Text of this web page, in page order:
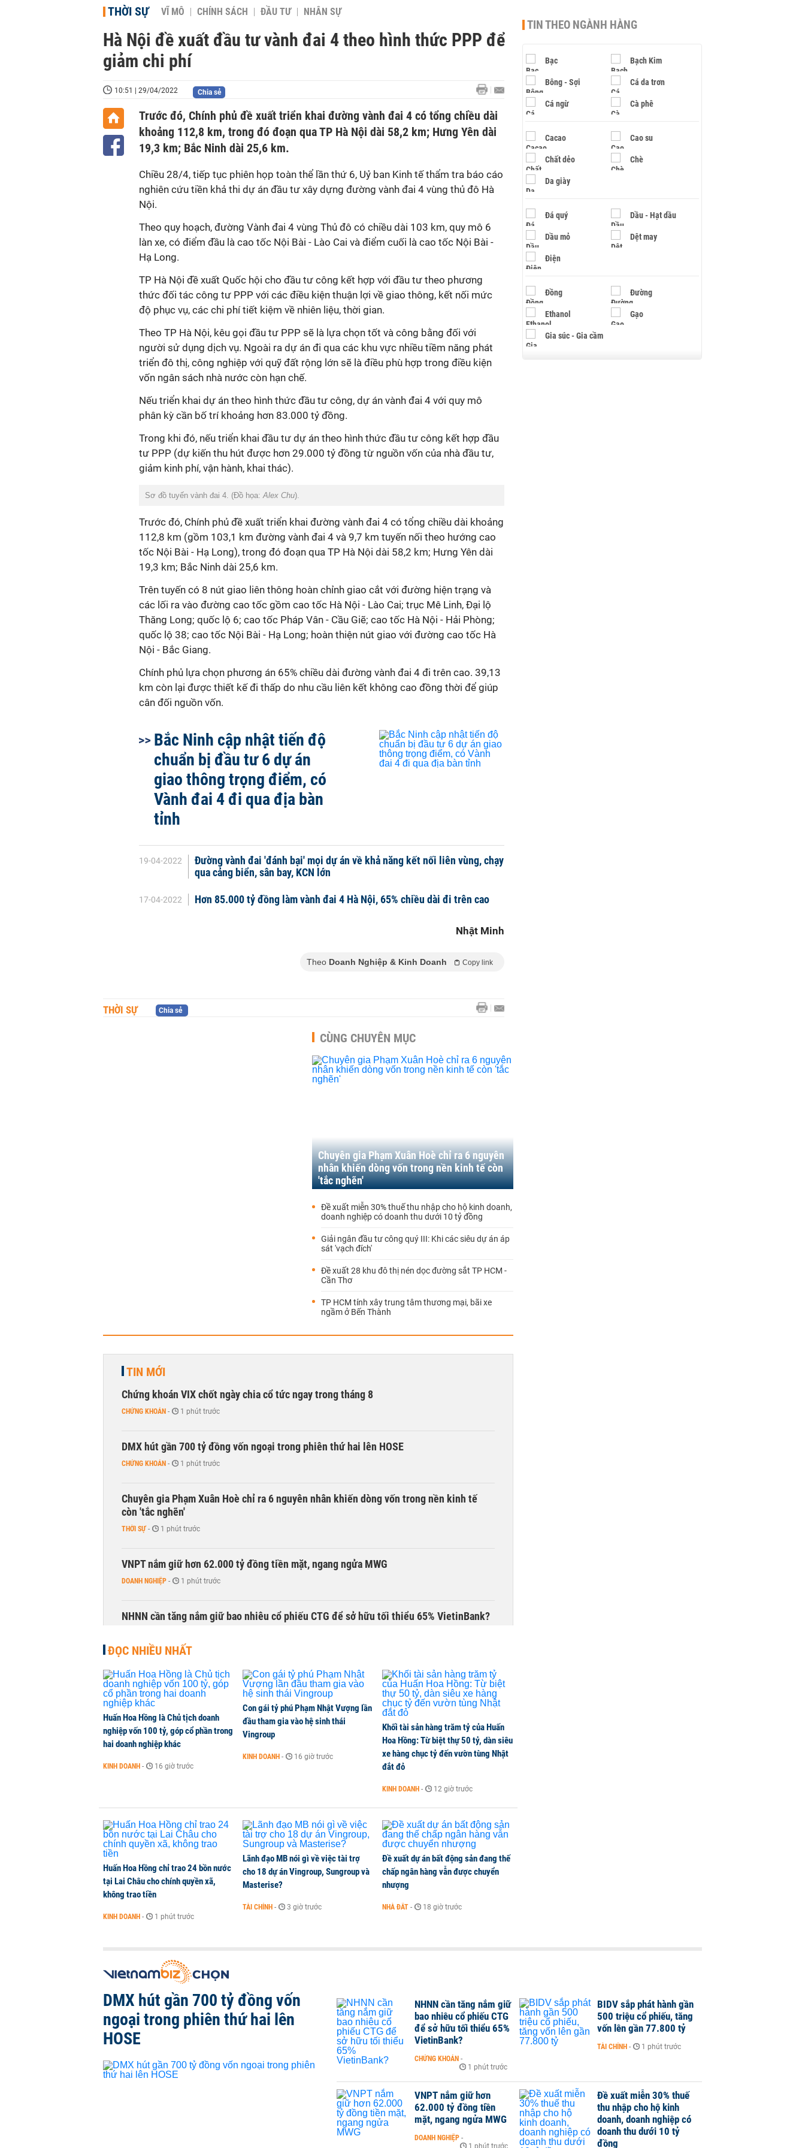
THỜI SỰ VĨ MÔ CHÍNH SÁCH ĐẦU TƯ NHÂN SỰ
Hà Nội đề xuất đầu tư vành đai 4 theo hình thức PPP để
giảm chi phí
10:51 | 29/04/2022 Chia sẻ
Trước đó, Chính phủ đề xuất triển khai đường vành đai 4 có tổng chiều dài
khoảng 112,8 km, trong đó đoạn qua TP Hà Nội dài 58,2 km; Hưng Yên dài
19,3 km; Bắc Ninh dài 25,6 km.
Chiều 28/4, tiếp tục phiên họp toàn thể lần thứ 6, Uỷ ban Kinh tế thẩm tra báo cáo
nghiên cứu tiền khả thi dự án đầu tư xây dựng đường vành đai 4 vùng thủ đô Hà
Nội.
Theo quy hoạch, đường Vành đai 4 vùng Thủ đô có chiều dài 103 km, quy mô 6
làn xe, có điểm đầu là cao tốc Nội Bài - Lào Cai và điểm cuối là cao tốc Nội Bài -
Hạ Long.
TP Hà Nội đề xuất Quốc hội cho đầu tư công kết hợp với đầu tư theo phương
thức đối tác công tư PPP với các điều kiện thuận lợi về giao thông, kết nối mức
độ phục vụ, các chi phí tiết kiệm về nhiên liệu, thời gian.
Theo TP Hà Nội, kêu gọi đầu tư PPP sẽ là lựa chọn tốt và công bằng đối với
người sử dụng dịch vụ. Ngoài ra dự án đi qua các khu vực nhiều tiềm năng phát
triển đô thị, công nghiệp với quỹ đất rộng lớn sẽ là điều phù hợp trong điều kiện
vốn ngân sách nhà nước còn hạn chế.
Nếu triển khai dự án theo hình thức đầu tư công, dự án vành đai 4 với quy mô
phân kỳ cần bố trí khoảng hơn 83.000 tỷ đồng.
Trong khi đó, nếu triển khai đầu tư dự án theo hình thức đầu tư công kết hợp đầu
tư PPP (dự kiến thu hút được hơn 29.000 tỷ đồng từ nguồn vốn của nhà đầu tư,
giảm kinh phí, vận hành, khai thác).
Sơ đồ tuyến vành đai 4. (Đồ họa:Alex Chu).
Trước đó, Chính phủ đề xuất triển khai đường vành đai 4 có tổng chiều dài khoảng
112,8 km (gồm 103,1 km đường vành đai 4 và 9,7 km tuyến nối theo hướng cao
tốc Nội Bài - Hạ Long), trong đó đoạn qua TP Hà Nội dài 58,2 km; Hưng Yên dài
19,3 km; Bắc Ninh dài 25,6 km.
Trên tuyến có 8 nút giao liên thông hoàn chỉnh giao cắt với đường hiện trạng và
các lối ra vào đường cao tốc gồm cao tốc Hà Nội - Lào Cai; trục Mê Linh, Đại lộ
Thăng Long; quốc lộ 6; cao tốc Pháp Vân - Cầu Giẽ; cao tốc Hà Nội - Hải Phòng;
quốc lộ 38; cao tốc Nội Bài - Hạ Long; hoàn thiện nút giao với đường cao tốc Hà
Nội - Bắc Giang.
Chính phủ lựa chọn phương án 65% chiều dài đường vành đai 4 đi trên cao. 39,13
km còn lại được thiết kế đi thấp do nhu cầu liên kết không cao đồng thời để giúp
cân đối nguồn vốn.
Bắc Ninh cập nhật tiến độ
chuẩn bị đầu tư 6 dự án
giao thông trọng điểm, có
Vành đai 4 đi qua địa bàn
tỉnh
19-04-2022
Đường vành đai 'đánh bại' mọi dự án về khả năng kết nối liên vùng, chạy
qua cảng biển, sân bay, KCN lớn
17-04-2022 Hơn 85.000 tỷ đồng làm vành đai 4 Hà Nội, 65% chiều dài đi trên cao
Nhật Minh
Theo Doanh Nghiệp & Kinh Doanh Copy link
THỜI SỰ Chia sẻ
CÙNG CHUYÊN MỤC
Chuyên gia Phạm Xuân Hoè chỉ ra 6 nguyên
nhân khiến dòng vốn trong nền kinh tế còn
'tắc nghẽn'
Đề xuất miễn 30% thuế thu nhập cho hộ kinh doanh,
doanh nghiệp có doanh thu dưới 10 tỷ đồng
Giải ngân đầu tư công quý III: Khi các siêu dự án áp
sát 'vạch đích'
Đề xuất 28 khu đô thị nén dọc đường sắt TP HCM -
Cần Thơ
TP HCM tính xây trung tâm thương mại, bãi xe
ngầm ở Bến Thành
TIN MỚI
Chứng khoán VIX chốt ngày chia cổ tức ngay trong tháng 8
CHỨNG KHOÁN - 1 phút trước
DMX hút gần 700 tỷ đồng vốn ngoại trong phiên thứ hai lên HOSE
CHỨNG KHOÁN - 1 phút trước
Chuyên gia Phạm Xuân Hoè chỉ ra 6 nguyên nhân khiến dòng vốn trong nền kinh tế
còn 'tắc nghẽn'
THỜI SỰ - 1 phút trước
VNPT nắm giữ hơn 62.000 tỷ đồng tiền mặt, ngang ngửa MWG
DOANH NGHIỆP - 1 phút trước
NHNN cần tăng nắm giữ bao nhiêu cổ phiếu CTG để sở hữu tối thiểu 65% VietinBank?
Xuất khẩu linh kiện ô tô của Toyota Việt Nam vượt mốc 1 tỷ USD
KINH DOANH - 1 phút trước
BIDV sắp phát hành gần 500 triệu cổ phiếu, tăng vốn lên gần 77.800 tỷ
TÀI CHÍNH 1 phút trước
Sunshine Homes dự chi hơn 2.200 tỷ nhận chuyển nhượng một khu đất tại Khu đô thị
ĐỌC NHIỀU NHẤT
Huấn Hoa Hồng là Chủ tịch doanh
nghiệp vốn 100 tỷ, góp cổ phần trong
hai doanh nghiệp khác
KINH DOANH - 16 giờ trước
Con gái tỷ phú Phạm Nhật Vượng lần
đầu tham gia vào hệ sinh thái
Vingroup
KINH DOANH - 16 giờ trước
Khối tài sản hàng trăm tỷ của Huấn
Hoa Hồng: Từ biệt thự 50 tỷ, dàn siêu
xe hàng chục tỷ đến vườn tùng Nhật
đắt đỏ
KINH DOANH - 12 giờ trước
Huấn Hoa Hồng chỉ trao 24 bồn nước
tại Lai Châu cho chính quyền xã,
không trao tiền
KINH DOANH - 1 phút trước
Lãnh đạo MB nói gì về việc tài trợ
cho 18 dự án Vingroup, Sungroup và
Masterise?
TÀI CHÍNH - 3 giờ trước
Đề xuất dự án bất động sản đang thế
chấp ngân hàng vẫn được chuyển
nhượng
NHÀ ĐẤT - 18 giờ trước
TIN THEO NGÀNH HÀNG
Bạc Bạch Kim
Bông - Sợi Cá da trơn
Cá ngừ Cà phê
Cacao Cao su
Chất dẻo Chè
Da giày
Đá quý Dầu - Hạt dầu
Dầu mỏ Dệt may
Điện
Đồng Đường
Ethanol Gạo
Gia súc - Gia cầm
DMX hút gần 700 tỷ đồng vốn
ngoại trong phiên thứ hai lên
HOSE
NHNN cần tăng nắm giữ
bao nhiêu cổ phiếu CTG
để sở hữu tối thiểu 65%
VietinBank?
CHỨNG KHOÁN -
1 phút trước
BIDV sắp phát hành gần
500 triệu cổ phiếu, tăng
vốn lên gần 77.800 tỷ
TÀI CHÍNH - 1 phút trước
VNPT nắm giữ hơn
62.000 tỷ đồng tiền
mặt, ngang ngửa MWG
DOANH NGHIỆP -
Đề xuất miễn 30% thuế
thu nhập cho hộ kinh
doanh, doanh nghiệp có
doanh thu dưới 10 tỷ
đồng